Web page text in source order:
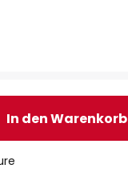
In den Warenkorb